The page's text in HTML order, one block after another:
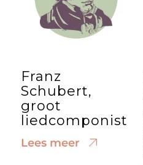
Franz
Schubert,
groot
liedcomponist
Lees meer